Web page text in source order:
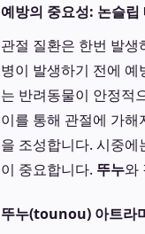
예방의 중요성: 논슬
관절 질환은 한번 발
병이 발생하기 전에
는 반려동물이 안정적
이를 통해 관절에 가
을 조성합니다. 시중
이 중요합니다. 뚜누와
뚜누(tounou) 아트라